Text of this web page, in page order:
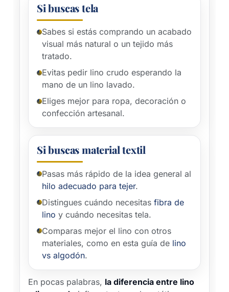
Si buscas tela
Sabes si estás comprando un acabado
visual más natural o un tejido más
tratado.
Evitas pedir lino crudo esperando la
mano de un lino lavado.
Eliges mejor para ropa, decoración o
confección artesanal.
Si buscas material textil
Pasas más rápido de la idea general al
hilo adecuado para tejer.
Distingues cuándo necesitas fibra de
lino y cuándo necesitas tela.
Comparas mejor el lino con otros
materiales, como en esta guía de lino
vs algodón.
En pocas palabras, la diferencia entre lino